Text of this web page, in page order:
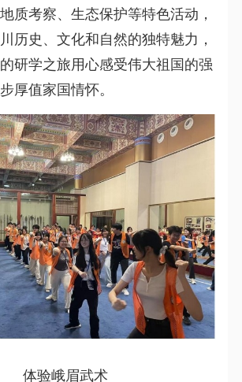
质考察、生态保护等特色活动，
历史、文化和自然的独特魅力，
研学之旅用心感受伟大祖国的强
厚值家国情怀。
体验峨眉武术